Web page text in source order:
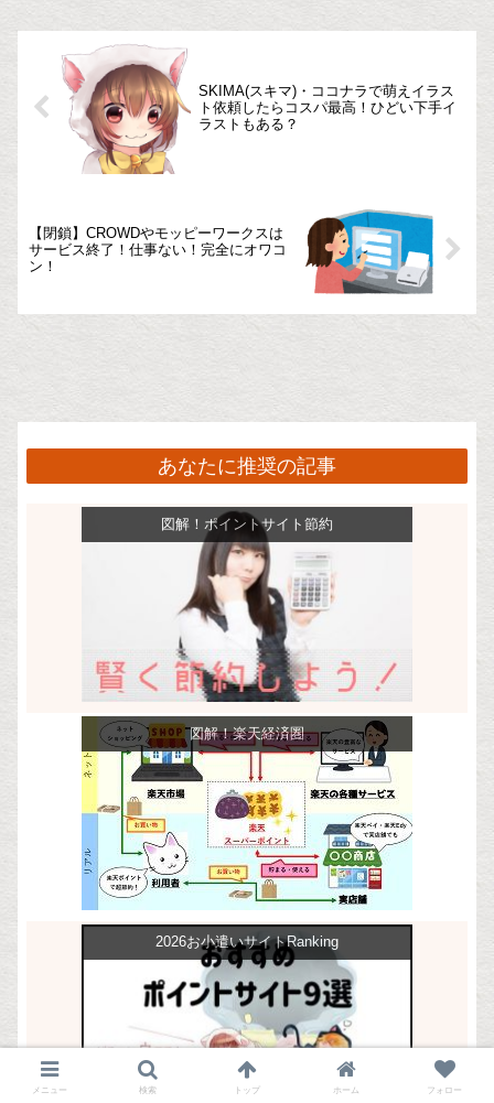
SKIMA(スキマ)・ココナラで萌えイラス
ト依頼したらコスパ最高！ひどい下手イ
ラストもある？
【閉鎖】CROWDやモッピーワークスは
サービス終了！仕事ない！完全にオワコ
ン！
あなたに推奨の記事
図解！ポイントサイト節約
図解！楽天経済圏
2026お小遣いサイトRanking
メニュー 検索 トップ ホーム フォロー